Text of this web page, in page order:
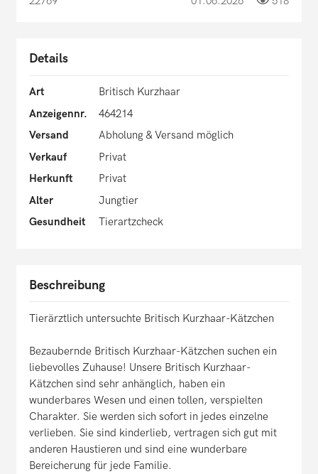
Details
Art
Britisch Kurzhaar
Anzeigennr.
464214
Versand
Abholung & Versand möglich
Verkauf
Privat
Herkunft
Privat
Alter
Jungtier
Gesundheit
Tierartzcheck
Beschreibung
Tierärztlich untersuchte Britisch Kurzhaar-Kätzchen
Bezaubernde Britisch Kurzhaar-Kätzchen suchen ein
liebevolles Zuhause! Unsere Britisch Kurzhaar-
Kätzchen sind sehr anhänglich, haben ein
wunderbares Wesen und einen tollen, verspielten
Charakter. Sie werden sich sofort in jedes einzelne
verlieben. Sie sind kinderlieb, vertragen sich gut mit
anderen Haustieren und sind eine wunderbare
Bereicherung für jede Familie.